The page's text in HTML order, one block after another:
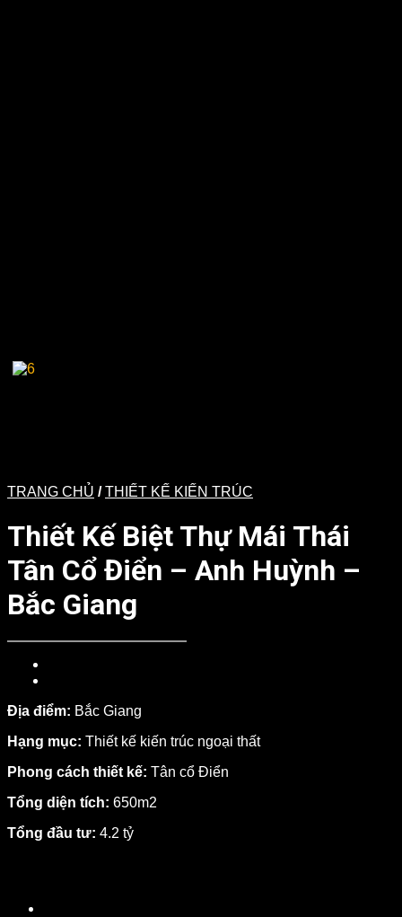
TRANG CHỦ / THIẾT KẾ KIẾN TRÚC
Thiết Kế Biệt Thự Mái Thái
Tân Cổ Điển – Anh Huỳnh –
Bắc Giang
Địa điểm: Bắc Giang
Hạng mục: Thiết kế kiến trúc ngoại thất
Phong cách thiết kế: Tân cổ Điển
Tổng diện tích: 650m2
Tổng đầu tư: 4.2 tỷ